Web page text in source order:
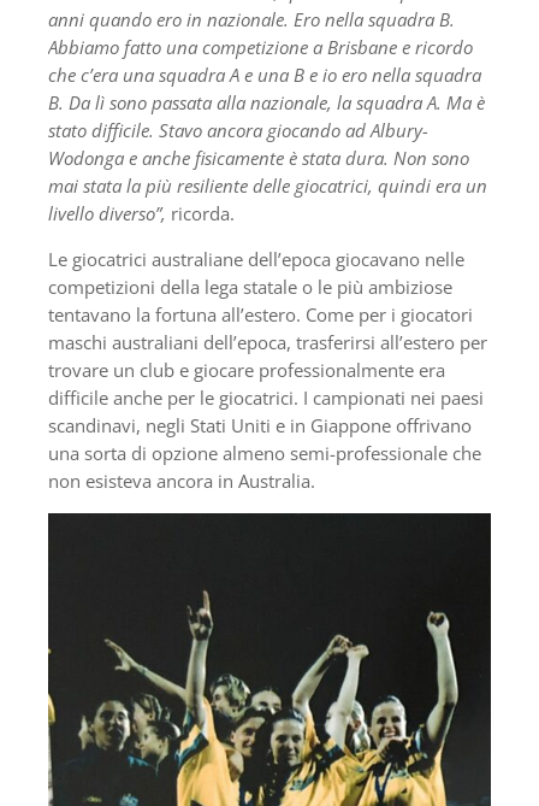
anni quando ero in nazionale. Ero nella squadra B.
Abbiamo fatto una competizione a Brisbane e ricordo
che c’era una squadra A e una B e io ero nella squadra
B. Da lì sono passata alla nazionale, la squadra A. Ma è
stato difficile. Stavo ancora giocando ad Albury-
Wodonga e anche fisicamente è stata dura. Non sono
mai stata la più resiliente delle giocatrici, quindi era un
livello diverso”, ricorda.
Le giocatrici australiane dell’epoca giocavano nelle
competizioni della lega statale o le più ambiziose
tentavano la fortuna all’estero. Come per i giocatori
maschi australiani dell’epoca, trasferirsi all’estero per
trovare un club e giocare professionalmente era
difficile anche per le giocatrici. I campionati nei paesi
scandinavi, negli Stati Uniti e in Giappone offrivano
una sorta di opzione almeno semi-professionale che
non esisteva ancora in Australia.